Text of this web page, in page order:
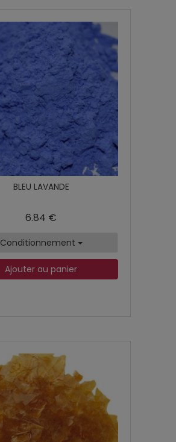
BLEU LAVANDE
6.84 €
Conditionnement
Ajouter au panier